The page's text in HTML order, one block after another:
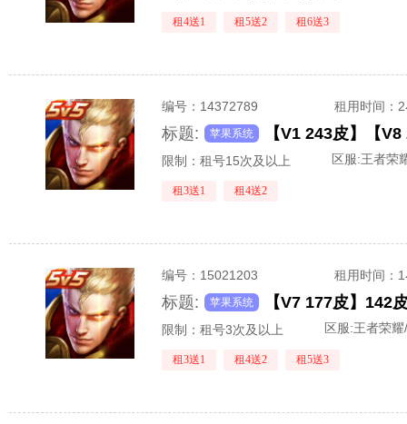
租4送1 租5送2 租6送3
编号： 14372789 租用时间 ：
标题: 苹果系统
限制：租号15次及以上 区服:王者荣
租3送1 租4送2
编号： 15021203 租用时间 ：
标题: 苹果系统
限制：租号3次及以上 区服:王者荣
租3送1 租4送2 租5送3